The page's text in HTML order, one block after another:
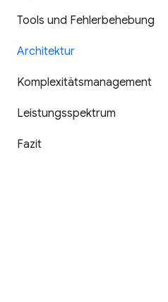
Tools und Fehlerbehebung
Architektur
Komplexitätsmanagement
Leistungsspektrum
Fazit